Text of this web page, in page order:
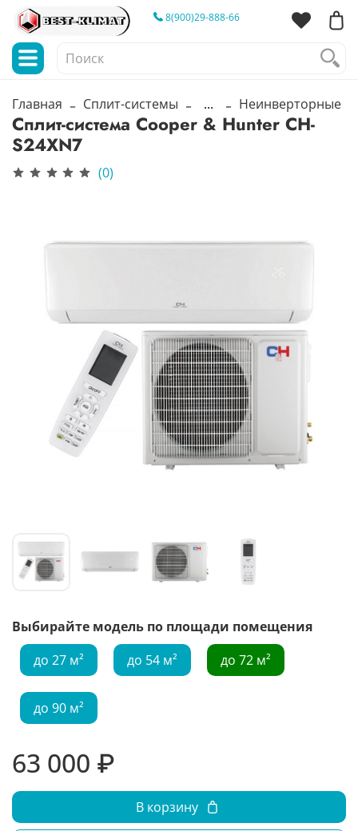
8(900)29-888-66
Главная Сплит-системы ... Неинверторные
Сплит-система Cooper & Hunter CH-
S24XN7
(0)
Выбирайте модель по площади помещения
до 72 м²
до 54 м²
до 27 м²
до 90 м²
63 000 ₽
В корзину